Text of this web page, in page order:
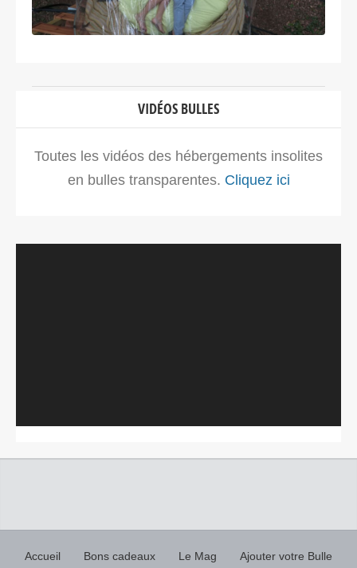
VIDÉOS BULLES
Toutes les vidéos des hébergements insolites
en bulles transparentes. Cliquez ici
Accueil Bons cadeaux Le Mag Ajouter votre Bulle